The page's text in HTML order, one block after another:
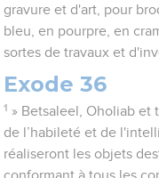
gravure et d'art, pour
bleu, en pourpre, en
sortes de travaux et
Exode 36
1 » Betsaleel, Oholiab et
de l’habileté et de
réaliseront les objets